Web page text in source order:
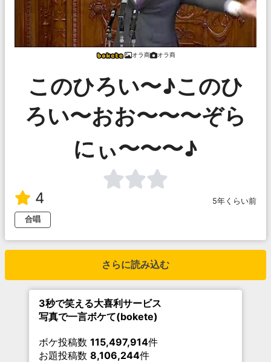
オラ商 オラ商
このひろい〜♪このひ
ろい〜おお〜〜〜ぞら
にぃ〜〜〜♪
4
5年くらい前
合唱
さらに読み込む
3秒で笑える大喜利サービス
写真で一言ボケて(bokete)
ボケ投稿数 115,497,914件
お題投稿数 8,106,244件